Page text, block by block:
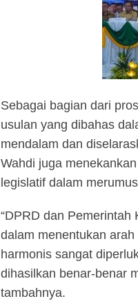
Sebagai bagian dari
usulan yang dibahas
mendalam dan
Wahdi juga
legislatif dalam
“DPRD dan
dalam menentukan
harmonis sangat
dihasilkan benar-benar
tambahnya.